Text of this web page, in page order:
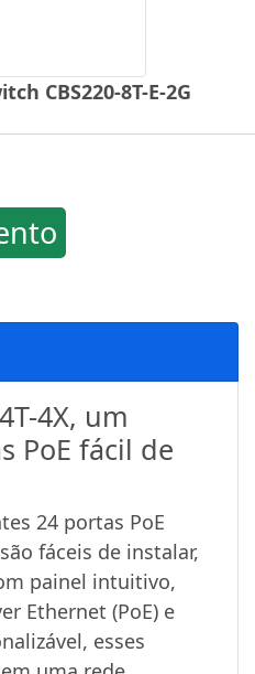
CBS220-8T-E-2G
4X, um
PoE fácil de
24 portas PoE
fáceis de instalar,
painel intuitivo,
Ethernet (PoE) e
esses